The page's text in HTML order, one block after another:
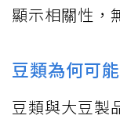
顯示相關性，
豆類為何可
豆類與大豆製